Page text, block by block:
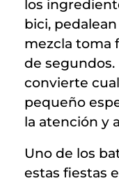
los
bici,
mezcla toma
de
convierte
pequeño
la atención y
Uno de los
estas fiestas